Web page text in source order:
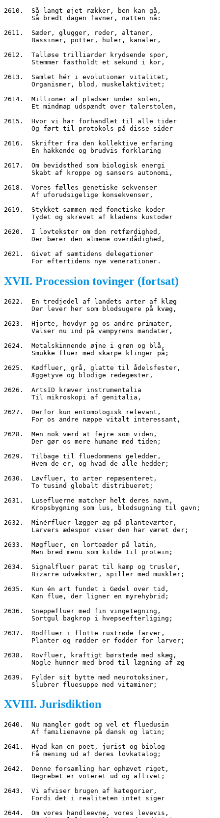
2610.  Så langt øjet rækker, ben kan gå,
       Så bredt dagen favner, natten nå:
2611.  Sæder, glugger, reder, altaner,
       Bassiner, potter, huler, kanaler,
2612.  Talløse trilliarder krydsende spor,
       Stemmer fastholdt et sekund i kor,
2613.  Samlet hér i evolutionær vitalitet,
       Organismer, blod, muskelaktivitet;
2614.  Millioner af pladser under solen,
       Et mindmap udspændt over talerstolen,
2615.  Hvor vi har forhandlet til alle tider
       Og ført til protokols på disse sider
2616.  Skrifter fra den kollektive erfaring
       En hakkende og brudvis forklaring
2617.  Om bevidsthed som biologisk energi
       Skabt af kroppe og sansers autonomi,
2618.  Vores fælles genetiske sekvenser
       Af uforudsigelige konsekvenser,
2619.  Stykket sammen med fonetiske koder
       Tydet og skrevet af kladens kustoder
2620.  I lovtekster om den retfærdighed,
       Der bærer den almene overdådighed,
2621.  Givet af samtidens delegationer
       For eftertidens nye venerationer.
XVII. Procession tovinger (fortsat)
2622.  En tredjedel af landets arter af klæg
       Der lever her som blodsugere på kvæg,
2623.  Hjorte, hovdyr og os andre primater,
       Valser nu ind på vampyrens mandater,
2624.  Metalskinnende øjne i grøn og blå,
       Smukke fluer med skarpe klinger på;
2625.  Kødfluer, grå, glatte til ådelsfester,
       Æggetyve og blodige redegæster,
2626.  ArtsID kræver instrumentalia
       Til mikroskopi af genitalia,
2627.  Derfor kun entomologisk relevant,
       For os andre næppe vitalt interessant,
2628.  Men nok værd at fejre som viden,
       Der gør os mere humane med tiden;
2629.  Tilbage til fluedommens geledder,
       Hvem de er, og hvad de alle hedder;
2630.  Løvfluer, to arter repæsenteret,
       To tusind globalt distribueret;
2631.  Lusefluerne matcher helt deres navn,
       Kropsbygning som lus, blodsugning til gavn;
2632.  Minérfluer lægger æg på planteværter,
       Larvers ædespor viser den har været der;
2633.  Møgfluer, en lorteæder på latin,
       Men bred menu som kilde til protein;
2634.  Signalfluer parat til kamp og trusler,
       Bizarre udvækster, spiller med muskler;
2635.  Kun én art fundet i Gødel over tid,
       Køn flue, der ligner en myrehybrid;
2636.  Sneppefluer med fin vingetegning,
       Sortgul bagkrop i hvepseefterliging;
2637.  Rodfluer i flotte rustrøde farver,
       Planter og rødder er fodder for larver;
2638.  Rovfluer, kraftigt børstede med skæg,
       Nogle hunner med brod til lægning af æg
2639.  Fylder sit bytte med neurotoksiner,
       Slubrer fluesuppe med vitaminer;
XVIII. Jurisdiktion
2640.  Nu mangler godt og vel et fluedusin
       Af familienavne på dansk og latin;
2641.  Hvad kan en poet, jurist og biolog
       Få mening ud af deres lovkatalog;
2642.  Denne forsamling har ophævet riget,
       Begrebet er voteret ud og aflivet;
2643.  Vi afviser brugen af kategorier,
       Fordi det i realiteten intet siger
2644.  Om vores handleevne, vores levevis,